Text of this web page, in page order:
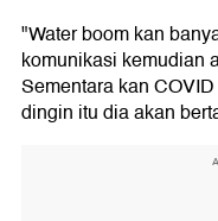
"Water boom kan
komunikasi kemudian
Sementara kan
dingin itu dia akan